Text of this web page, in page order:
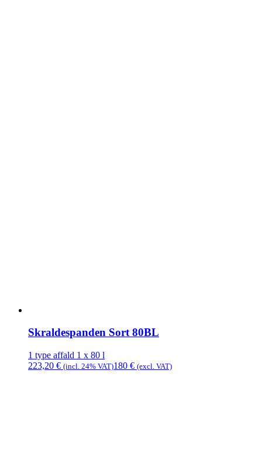
Skraldespanden Sort 80BL
1 type affald 1 x 80 l
223,20 € (incl. 24% VAT)180 € (excl. VAT)